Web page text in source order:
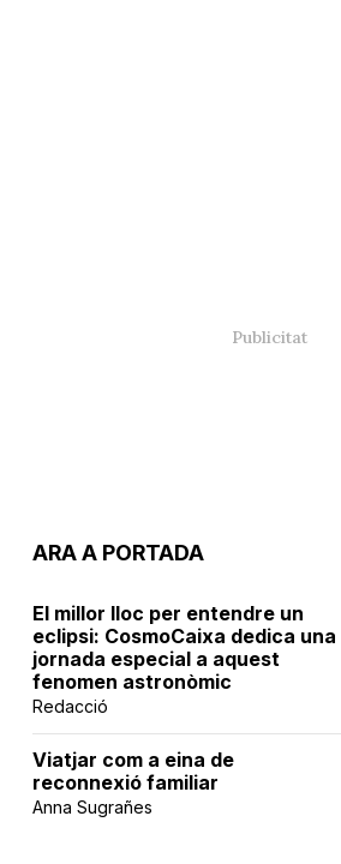
ARA A PORTADA
El millor lloc per entendre un
eclipsi: CosmoCaixa dedica una
jornada especial a aquest
fenomen astronòmic
Redacció
Viatjar com a eina de
reconnexió familiar
Anna Sugrañes